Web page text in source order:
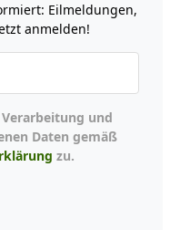
Eilmeldungen,
anmelden!
Daten gemäß
zu.